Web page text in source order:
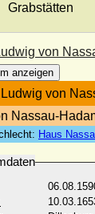
Grabstätten
von
anzeigen
von
Nassau-
Haus